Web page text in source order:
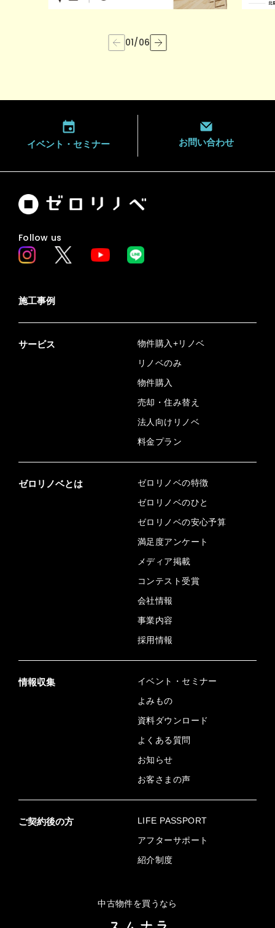
01/06
イベント・ セミナー お問い合わせ
Follow us
施工事例
サービス
物件購入+リノベ
リノベのみ
物件購入
売却・住み替え
法人向けリノベ
料金プラン
ゼロリノベとは
ゼロリノベの特徴
ゼロリノベのひと
ゼロリノベの安心予算
満足度アンケート
メディア掲載
コンテスト受賞
会社情報
事業内容
採用情報
情報収集
イベント・セミナー
よみもの
資料ダウンロード
よくある質問
お知らせ
お客さまの声
ご契約後の方
LIFE PASSPORT
アフターサポート
紹介制度
中古物件を買うなら